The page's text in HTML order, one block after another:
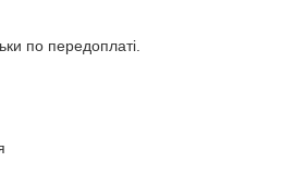
по передоплаті.